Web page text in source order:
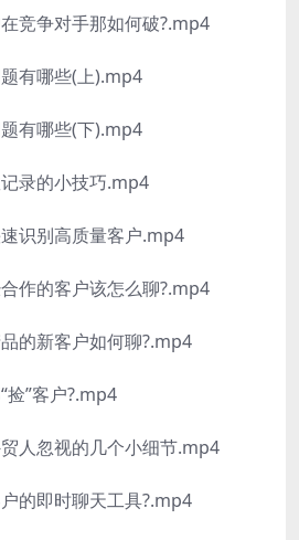
竞争对手那如何破?.mp4
有哪些(上).mp4
有哪些(下).mp4
录的小技巧.mp4
识别高质量客户.mp4
作的客户该怎么聊?.mp4
的新客户如何聊?.mp4
捡”客户?.mp4
人忽视的几个小细节.mp4
的即时聊天工具?.mp4